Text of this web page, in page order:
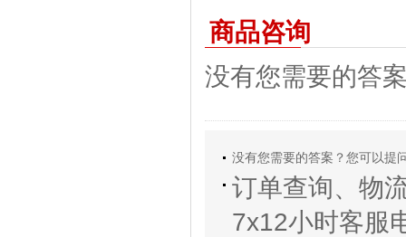
商品咨询
没有您需要的答
没有您需要的答案？您可以提
订单查询、物
7x12小时客服